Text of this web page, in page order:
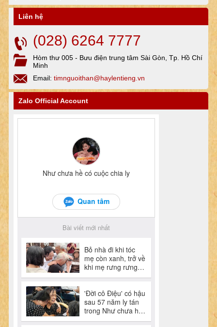
Liên hệ
(028) 6264 7777
Hòm thư 005 - Bưu điện trung tâm Sài Gòn, Tp. Hồ Chí
Minh
Email: timnguoithan@haylentieng.vn
Zalo Official Account